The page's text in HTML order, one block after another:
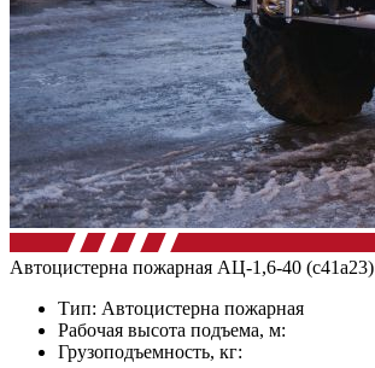
Автоцистерна пожарная АЦ-1,6-40 (с41а23)
Тип: Автоцистерна пожарная
Рабочая высота подъема, м:
Грузоподъемность, кг: